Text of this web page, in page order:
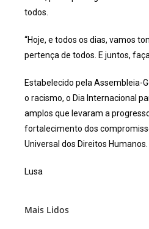
todos.
“Hoje, e todos os dias, vamos
pertença de todos. E juntos,
Estabelecido pela Assembleia-
o racismo, o Dia Internacional
amplos que levaram a
fortalecimento dos
Universal dos Direitos Humanos.
Lusa
Mais Lidos